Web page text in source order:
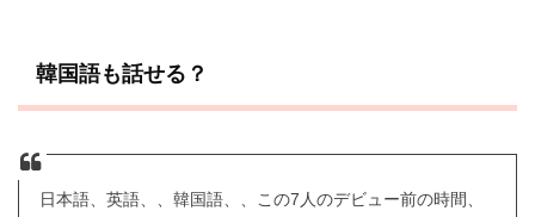
韓国語も話せる？
日本語、英語、、韓国語、、この7人のデビュー前の時間、